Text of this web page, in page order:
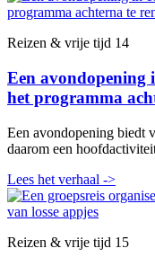
Reizen & vrije tijd 14
Een avondopening
het programma
Een avondopening biedt
daarom een
Lees het verhaal ->
Reizen & vrije tijd 15